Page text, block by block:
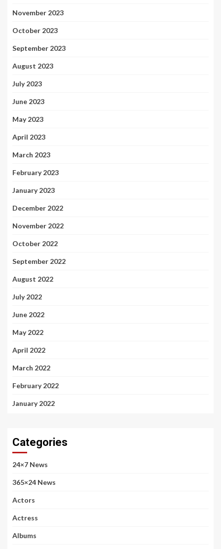
November 2023
October 2023
September 2023
August 2023
July 2023
June 2023
May 2023
April 2023
March 2023
February 2023
January 2023
December 2022
November 2022
October 2022
September 2022
August 2022
July 2022
June 2022
May 2022
April 2022
March 2022
February 2022
January 2022
Categories
24×7 News
365×24 News
Actors
Actress
Albums